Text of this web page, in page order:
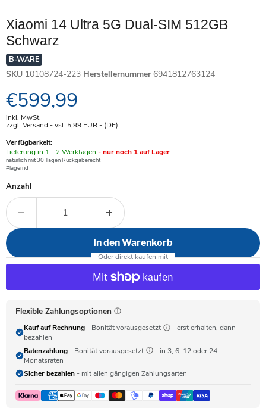
Xiaomi 14 Ultra 5G Dual-SIM 512GB
Schwarz
B-WARE
SKU 10108724-223 Herstellernummer 6941812763124
Aktueller Preis
€599,99
inkl. MwSt.
zzgl. Versand - vsl. 5,99 EUR- (DE)
Verfügbarkeit:
Verfügbar
-
Lieferung in 1 - 2 Werktagen - nur noch 1 auf Lager
natürlich mit 30 Tagen Rückgaberecht
#lagernd
Anzahl
In den Warenkorb
Flexible Zahlungsoptionen
Kauf auf Rechnung - Bonität vorausgesetzt
- erst erhalten, dann
bezahlen
Ratenzahlung - Bonität vorausgesetzt
- in 3, 6, 12 oder 24
Monatsraten
Sicher bezahlen - mit allen gängigen Zahlungsarten